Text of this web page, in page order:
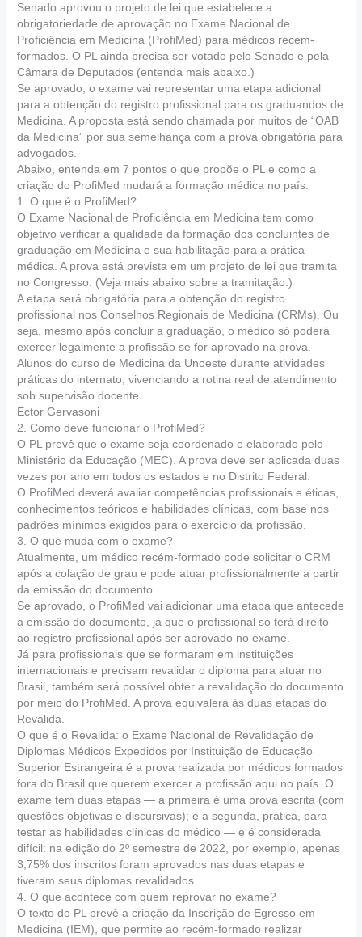
Senado aprovou o projeto de lei que estabelece a
obrigatoriedade de aprovação no Exame Nacional de
Proficiência em Medicina (ProfiMed) para médicos recém-
formados. O PL ainda precisa ser votado pelo Senado e pela
Câmara de Deputados (entenda mais abaixo.)
Se aprovado, o exame vai representar uma etapa adicional
para a obtenção do registro profissional para os graduandos de
Medicina. A proposta está sendo chamada por muitos de “OAB
da Medicina” por sua semelhança com a prova obrigatória para
advogados.
Abaixo, entenda em 7 pontos o que propõe o PL e como a
criação do ProfiMed mudará a formação médica no país.
1. O que é o ProfiMed?
O Exame Nacional de Proficiência em Medicina tem como
objetivo verificar a qualidade da formação dos concluintes de
graduação em Medicina e sua habilitação para a prática
médica. A prova está prevista em um projeto de lei que tramita
no Congresso. (Veja mais abaixo sobre a tramitação.)
A etapa será obrigatória para a obtenção do registro
profissional nos Conselhos Regionais de Medicina (CRMs). Ou
seja, mesmo após concluir a graduação, o médico só poderá
exercer legalmente a profissão se for aprovado na prova.
Alunos do curso de Medicina da Unoeste durante atividades
práticas do internato, vivenciando a rotina real de atendimento
sob supervisão docente
Ector Gervasoni
2. Como deve funcionar o ProfiMed?
O PL prevê que o exame seja coordenado e elaborado pelo
Ministério da Educação (MEC). A prova deve ser aplicada duas
vezes por ano em todos os estados e no Distrito Federal.
O ProfiMed deverá avaliar competências profissionais e éticas,
conhecimentos teóricos e habilidades clínicas, com base nos
padrões mínimos exigidos para o exercício da profissão.
3. O que muda com o exame?
Atualmente, um médico recém-formado pode solicitar o CRM
após a colação de grau e pode atuar profissionalmente a partir
da emissão do documento.
Se aprovado, o ProfiMed vai adicionar uma etapa que antecede
a emissão do documento, já que o profissional só terá direito
ao registro profissional após ser aprovado no exame.
Já para profissionais que se formaram em instituições
internacionais e precisam revalidar o diploma para atuar no
Brasil, também será possível obter a revalidação do documento
por meio do ProfiMed. A prova equivalerá às duas etapas do
Revalida.
O que é o Revalida: o Exame Nacional de Revalidação de
Diplomas Médicos Expedidos por Instituição de Educação
Superior Estrangeira é a prova realizada por médicos formados
fora do Brasil que querem exercer a profissão aqui no país. O
exame tem duas etapas — a primeira é uma prova escrita (com
questões objetivas e discursivas); e a segunda, prática, para
testar as habilidades clínicas do médico — e é considerada
difícil: na edição do 2º semestre de 2022, por exemplo, apenas
3,75% dos inscritos foram aprovados nas duas etapas e
tiveram seus diplomas revalidados.
4. O que acontece com quem reprovar no exame?
O texto do PL prevê a criação da Inscrição de Egresso em
Medicina (IEM), que permite ao recém-formado realizar